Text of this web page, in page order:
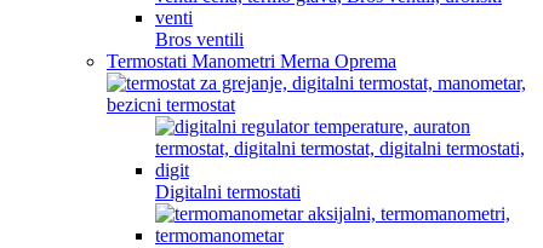
Bros ventili
Termostati Manometri Merna Oprema
Digitalni termostati